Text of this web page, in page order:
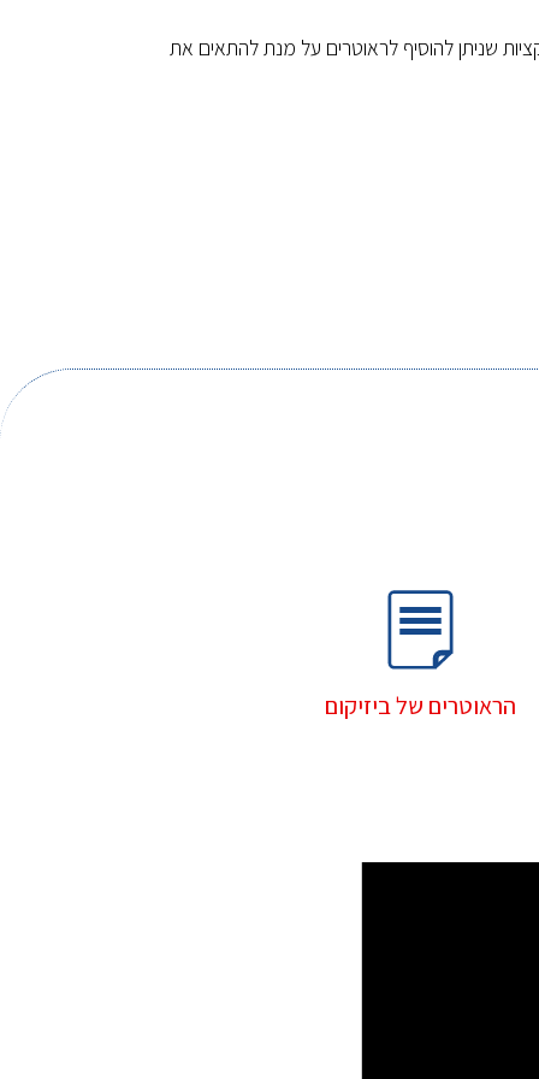
שניתן להוסיף לראוטרים על מנת להתאים את
הראוטרים של ביזיקום